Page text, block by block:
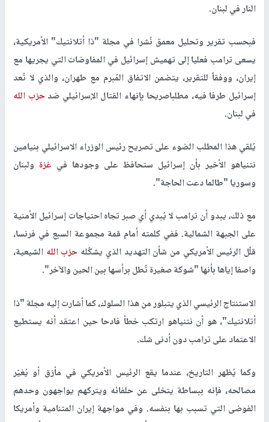
النار في لبنان.
فبحسب تقرير وتحليل معمق نُشرا في مجلة "ذا أتلانتيك" الأمريكية،
يسعى ترامب فعليا إلى تهميش إسرائيل في المفاوضات التي يجريها مع
إيران، ووفقاً للتقرير، يتضمن الاتفاق المُبرم مع طهران، والذي لا تُعد
إسرائيل طرفا فيه، مطلباصريحا بإنهاء القتال الإسرائيلي ضدحزب الله
في لبنان.
يُلقي هذا المطلب الضوء على تصريح رئيس الوزراء الاسرائيلي بنيامين
نتنياهو الأخير بأن إسرائيل ستحافظ على وجودها في غزة ولبنان
وسوريا "طالما دعت الحاجة".
مع ذلك، يبدو أن ترامب لا يُبدي أي صبر تجاه احتياجات إسرائيل الأمنية
على الجبهة الشمالية. ففي كلمته أمام قمة مجموعة السبع في فرنسا،
قلّل الرئيس الأمريكي من شأن التهديد الذي يشكّله حزب الله الشيعية،
واصفا إياها بأنها "شوكة صغيرة تُطل برأسها بين الحين والآخر".
الاستنتاج الرئيسي الذي يتبلور من هذا السلوك، كما أشارت إليه مجلة "ذا
أتلانتيك"، هو أن نتنياهو ارتكب خطأ فادحا حين اعتقد أنه يستطيع
الاعتماد على ترامب دون أدنى شك.
وكما يُظهر التاريخ، عندما يقع الرئيس الأمريكي في مأزق أو يُغيّر
مصالحه، فإنه ببساطة يتخلى عن حلفائه ويتركهم يواجهون وحدهم
الفوضى التي تسبب بها بنفسه. وفي مواجهة إيران المتنامية وأمريكا